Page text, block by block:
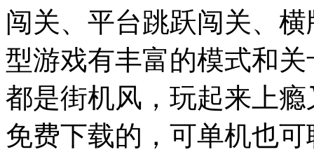
闯关、平台跳跃闯关、
型游戏有丰富的模式和
都是街机风，玩起来上
免费下载的，可单机也